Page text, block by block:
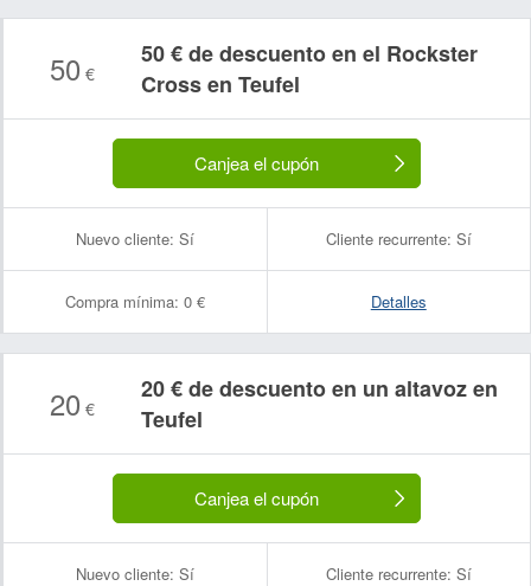
50 €
50 € de descuento en el Rockster
Cross en Teufel
Canjea el cupón
Nuevo cliente: Sí Cliente recurrente: Sí
Compra mínima: 0 € Detalles
20 €
20 € de descuento en un altavoz en
Teufel
Canjea el cupón
Nuevo cliente: Sí Cliente recurrente: Sí